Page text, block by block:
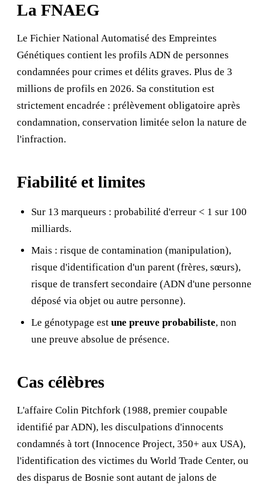
La FNAEG
Le Fichier National Automatisé des Empreintes
Génétiques contient les profils ADN de personnes
condamnées pour crimes et délits graves. Plus de 3
millions de profils en 2026. Sa constitution est
strictement encadrée : prélèvement obligatoire après
condamnation, conservation limitée selon la nature de
l'infraction.
Fiabilité et limites
Sur 13 marqueurs : probabilité d'erreur < 1 sur 100
milliards.
Mais : risque de contamination (manipulation),
risque d'identification d'un parent (frères, sœurs),
risque de transfert secondaire (ADN d'une personne
déposé via objet ou autre personne).
Le génotypage est une preuve probabiliste, non
une preuve absolue de présence.
Cas célèbres
L'affaire Colin Pitchfork (1988, premier coupable
identifié par ADN), les disculpations d'innocents
condamnés à tort (Innocence Project, 350+ aux USA),
l'identification des victimes du World Trade Center, ou
des disparus de Bosnie sont autant de jalons de